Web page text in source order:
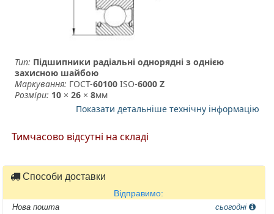
Тип: Підшипники радіальні однорядні з однією
захисною шайбою
Маркування: ГОСТ-60100 ­ ISO-6000 Z
Розміри: 10 ×26 ×8мм
Показати детальніше технічну інформацію
Тимчасово відсутні на складі
Способи доставки
Відправимо:
Нова пошта
сьогодні